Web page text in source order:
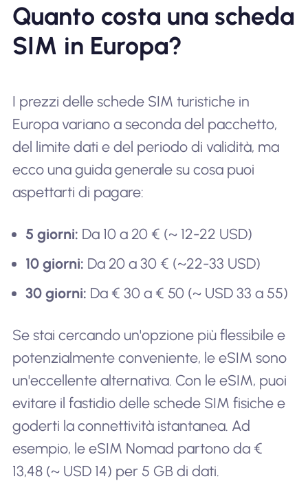
Quanto costa una scheda
SIM in Europa?
I prezzi delle schede SIM turistiche in
Europa variano a seconda del pacchetto,
del limite dati e del periodo di validità, ma
ecco una guida generale su cosa puoi
aspettarti di pagare:
5 giorni: Da 10 a 20 € (~ 12-22 USD)
10 giorni: Da 20 a 30 € (~22-33 USD)
30 giorni: Da € 30 a € 50 (~ USD 33 a 55)
Se stai cercando un'opzione più flessibile e
potenzialmente conveniente, le eSIM sono
un'eccellente alternativa. Con le eSIM, puoi
evitare il fastidio delle schede SIM fisiche e
goderti la connettività istantanea. Ad
esempio, le eSIM Nomad partono da €
13,48 (~ USD 14) per 5 GB di dati.